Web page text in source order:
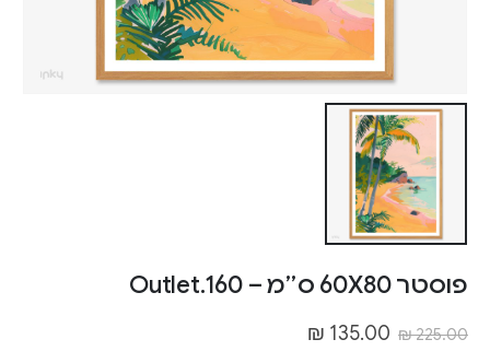
פוסטר 60X80 ס״מ – Outlet.160
₪225.00
₪ 135.00